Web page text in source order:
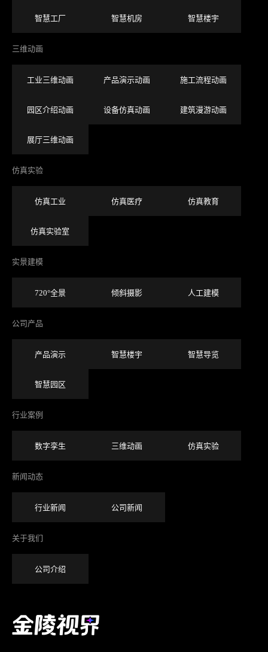
智慧工厂 智慧机房 智慧楼宇
三维动画
工业三维动画 产品演示动画 施工流程动画
园区介绍动画 设备仿真动画 建筑漫游动画
展厅三维动画
仿真实验
仿真工业 仿真医疗 仿真教育
仿真实验室
实景建模
720°全景 倾斜摄影 人工建模
公司产品
产品演示 智慧楼宇 智慧导览
智慧园区
行业案例
数字孪生 三维动画 仿真实验
新闻动态
行业新闻 公司新闻
关于我们
公司介绍